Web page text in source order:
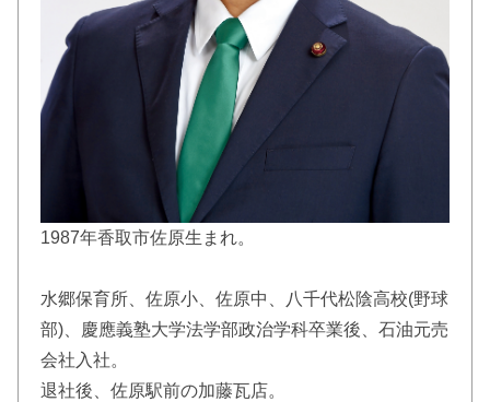
1987年香取市佐原生まれ。
水郷保育所、佐原小、佐原中、八千代松陰高校(野球
部)、慶應義塾大学法学部政治学科卒業後、石油元売
会社入社。
退社後、佐原駅前の加藤瓦店。